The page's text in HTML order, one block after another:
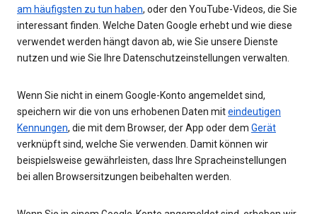
am häufigsten zu tun haben, oder den YouTube-Videos, die Sie
interessant finden. Welche Daten Google erhebt und wie diese
verwendet werden hängt davon ab, wie Sie unsere Dienste
nutzen und wie Sie Ihre Datenschutzeinstellungen verwalten.
Wenn Sie nicht in einem Google-Konto angemeldet sind,
speichern wir die von uns erhobenen Daten miteindeutigen
Kennungen, die mit dem Browser, der App oder dem Gerät
verknüpft sind, welche Sie verwenden. Damit können wir
beispielsweise gewährleisten, dass Ihre Spracheinstellungen
bei allen Browsersitzungen beibehalten werden.